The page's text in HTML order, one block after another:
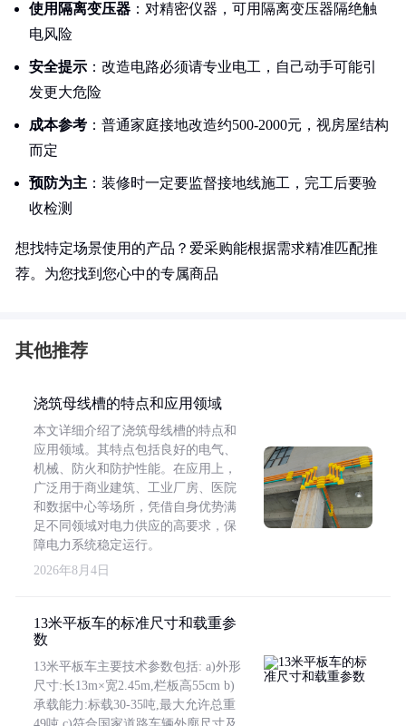
使用隔离变压器 ：对精密仪器，可用隔离变压器隔绝触
电风险
安全提示 ：改造电路必须请专业电工，自己动手可能引
发更大危险
成本参考 ：普通家庭接地改造约500-2000元，视房屋结构
而定
预防为主 ：装修时一定要监督接地线施工，完工后要验
收检测
想找特定场景使用的产品？爱采购能根据需求精准匹配推
荐。为您找到您心中的专属商品
其他推荐
浇筑母线槽的特点和应用领域
本文详细介绍了浇筑母线槽的特点和
应用领域。其特点包括良好的电气、
机械、防火和防护性能。在应用上，
广泛用于商业建筑、工业厂房、医院
和数据中心等场所，凭借自身优势满
足不同领域对电力供应的高要求，保
障电力系统稳定运行。
2026年8月4日
13米平板车的标准尺寸和载重参
数
13米平板车主要技术参数包括: a)外形
尺寸:长13m×宽2.45m,栏板高55cm b)
承载能力:标载30-35吨,最大允许总重